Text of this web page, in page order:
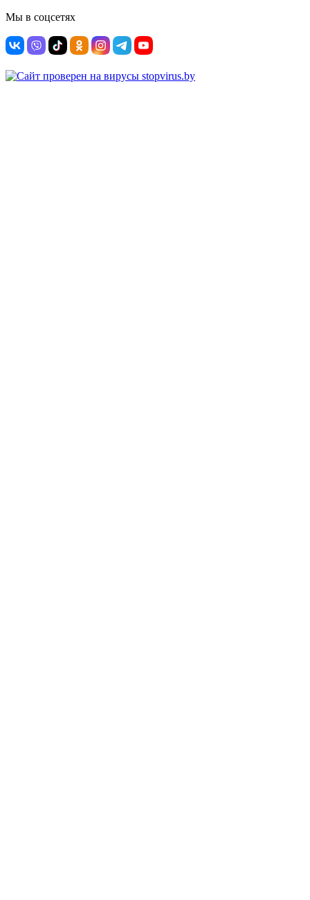
Мы в соцсетях